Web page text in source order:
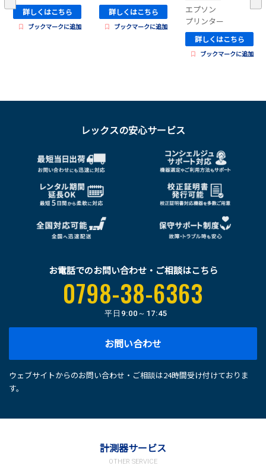
詳しくはこちら
ブックマークに追加
詳しくはこちら
ブックマークに追加
エプソン
プリンター
詳しくはこちら
ブックマークに追加
レックスの安心サービス
お電話でのお問い合わせ・ご相談はこちら
0798-38-6363
平日 9:00～17:45
お問い合わせ
ウェブサイトからのお問い合わせ・ご相談は24時間受け付けておりま
す。
計測器サービス
OTHER SERVICE